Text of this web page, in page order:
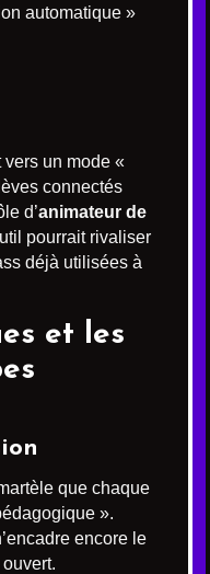
automatique »
un mode «
connectés
d’animateur de
pourrait rivaliser
déjà utilisées à
et les
que chaque
».
encore le